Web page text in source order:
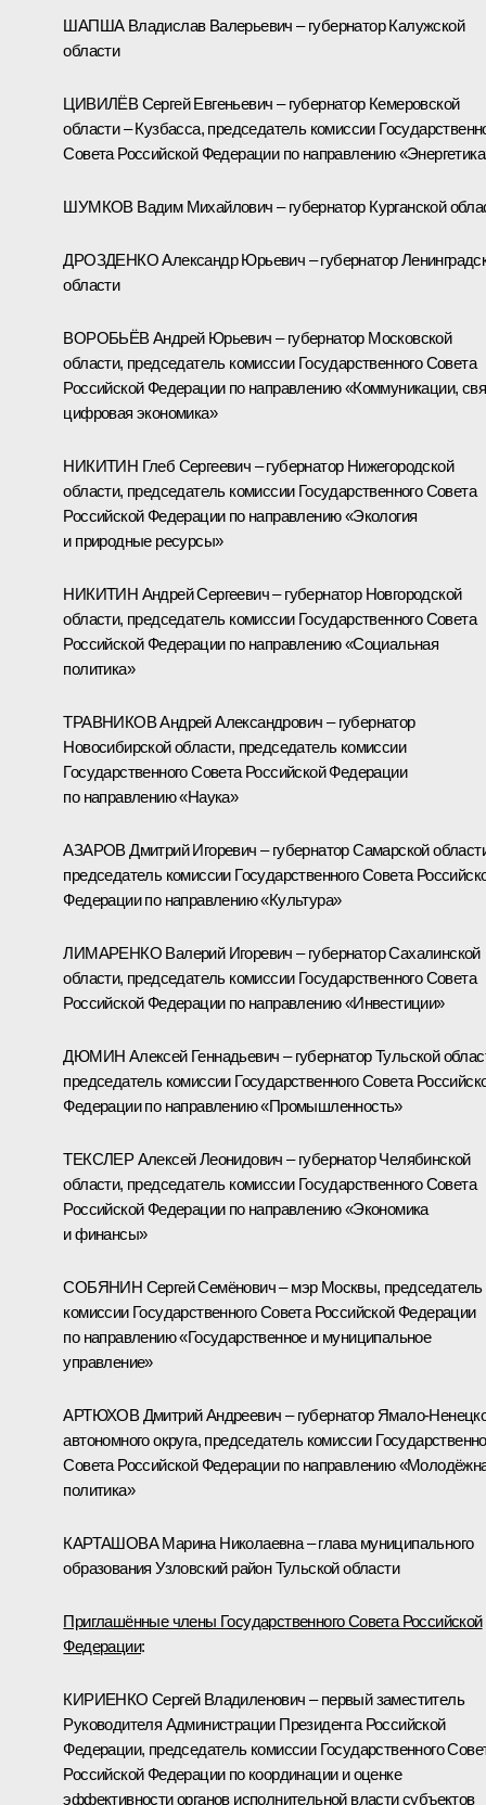
ШАПША Владислав Валерьевич – губернатор Калужской
области
ЦИВИЛЁВ Сергей Евгеньевич – губернатор Кемеровской
области – Кузбасса, председатель комиссии
Совета Российской Федерации по направлению
ШУМКОВ Вадим Михайлович – губернатор Курганской
ДРОЗДЕНКО Александр Юрьевич – губернатор
области
ВОРОБЬЁВ Андрей Юрьевич – губернатор Московской
области, председатель комиссии Государственного Совета
Российской Федерации по направлению «Коммуникации,
цифровая экономика»
НИКИТИН Глеб Сергеевич – губернатор Нижегородской
области, председатель комиссии Государственного Совета
Российской Федерации по направлению «Экология
и природные ресурсы»
НИКИТИН Андрей Сергеевич – губернатор Новгородской
области, председатель комиссии Государственного Совета
Российской Федерации по направлению «Социальная
политика»
ТРАВНИКОВ Андрей Александрович – губернатор
Новосибирской области, председатель комиссии
Государственного Совета Российской Федерации
по направлению «Наука»
АЗАРОВ Дмитрий Игоревич – губернатор Самарской
председатель комиссии Государственного Совета
Федерации по направлению «Культура»
ЛИМАРЕНКО Валерий Игоревич – губернатор Сахалинской
области, председатель комиссии Государственного Совета
Российской Федерации по направлению «Инвестиции»
ДЮМИН Алексей Геннадьевич – губернатор Тульской
председатель комиссии Государственного Совета
Федерации по направлению «Промышленность»
ТЕКСЛЕР Алексей Леонидович – губернатор Челябинской
области, председатель комиссии Государственного Совета
Российской Федерации по направлению «Экономика
и финансы»
СОБЯНИН Сергей Семёнович – мэр Москвы, председатель
комиссии Государственного Совета Российской Федерации
по направлению «Государственное и муниципальное
управление»
АРТЮХОВ Дмитрий Андреевич – губернатор Ямало-
автономного округа, председатель комиссии
Совета Российской Федерации по направлению
политика»
КАРТАШОВА Марина Николаевна – глава муниципального
образования Узловский район Тульской области
Приглашённые члены Государственного Совета Российской
Федерации:
КИРИЕНКО Сергей Владиленович – первый заместитель
Руководителя Администрации Президента Российской
Федерации, председатель комиссии Государственного
Российской Федерации по координации и оценке
эффективности органов исполнительной власти субъектов